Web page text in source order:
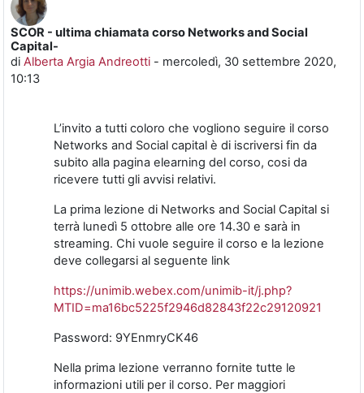
SCOR - ultima chiamata corso Networks and Social
Capital-
di Alberta Argia Andreotti - mercoledì, 30 settembre 2020,
10:13
Numero di risposte: 0
L’invito a tutti coloro che vogliono seguire il corso
Networks and Social capital è di iscriversi fin da
subito alla pagina elearning del corso, cosi da
ricevere tutti gli avvisi relativi.
La prima lezione di Networks and Social Capital si
terrà lunedì 5 ottobre alle ore 14.30 e sarà in
streaming. Chi vuole seguire il corso e la lezione
deve collegarsi al seguente link
https://unimib.webex.com/unimib-it/j.php?
MTID=ma16bc5225f2946d82843f22c29120921
Password: 9YEnmryCK46
Nella prima lezione verranno fornite tutte le
informazioni utili per il corso. Per maggiori